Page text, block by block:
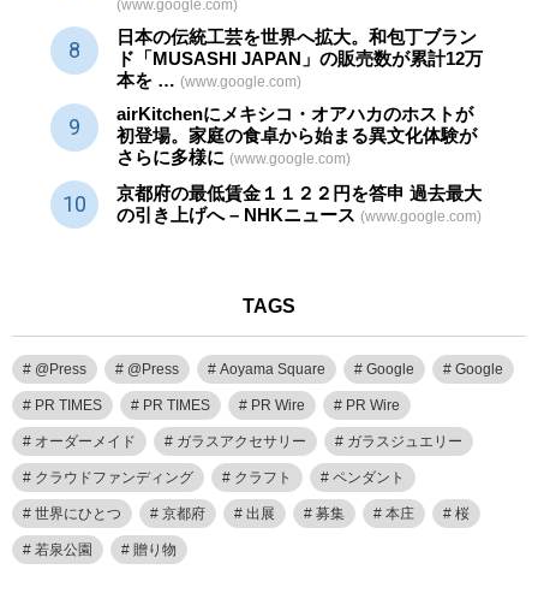
(www.google.com)
日本の伝統工芸を世界へ拡大。和包丁ブラン
ド「MUSASHI JAPAN」の販売数が累計12万
本を … (www.google.com)
airKitchenにメキシコ・オアハカのホストが
初登場。家庭の食卓から始まる異文化体験が
さらに多様に (www.google.com)
京都府の最低賃金１１２２円を答申 過去最大
の引き上げへ – NHKニュース (www.google.com)
TAGS
@Press @Press Aoyama Square Google Google
PR TIMES PR TIMES PR Wire PR Wire
オーダーメイド ガラスアクセサリー ガラスジュエリー
クラウドファンディング クラフト ペンダント
世界にひとつ 京都府 出展 募集 本庄 桜
若泉公園 贈り物